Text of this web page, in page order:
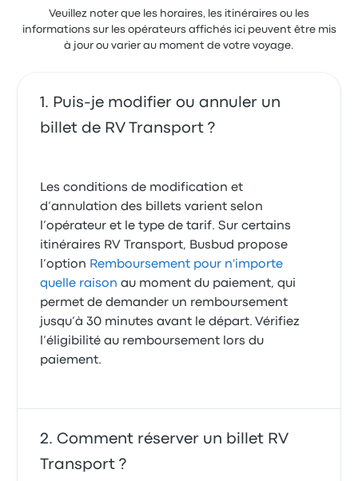
Veuillez noter que les horaires, les itinéraires ou les
informations sur les opérateurs affichés ici peuvent être mis
à jour ou varier au moment de votre voyage.
Puis-je modifier ou annuler un
billet de RV Transport ?
Les conditions de modification et
d’annulation des billets varient selon
l’opérateur et le type de tarif. Sur certains
itinéraires RV Transport, Busbud propose
l’option Remboursement pour n'importe
quelle raison au moment du paiement, qui
permet de demander un remboursement
jusqu’à 30 minutes avant le départ. Vérifiez
l’éligibilité au remboursement lors du
paiement.
Comment réserver un billet RV
Transport ?